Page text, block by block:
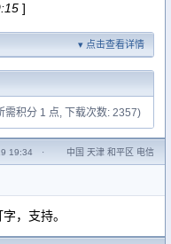
]
点击查看详情
需积分 1 点, 下载次数: 2357)
19:34 · 中国 天津 和平区 电信
，支持。